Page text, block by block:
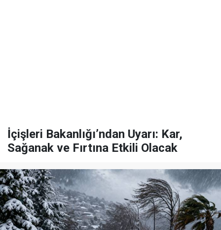
İçişleri Bakanlığı’ndan Uyarı: Kar,
Sağanak ve Fırtına Etkili Olacak